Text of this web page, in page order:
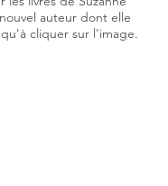
auteur dont elle
cliquer sur l'image.